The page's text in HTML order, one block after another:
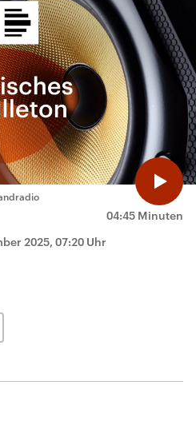
04:45 Minuten
2025, 07:20 Uhr